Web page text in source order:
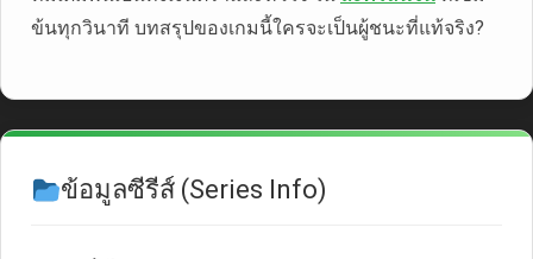
ข้นทุกวินาที บทสรุปของเกมนี้ใครจะเป็นผู้ชนะที่แท้จริง?
ข้อมูลซีรีส์ (Series Info)